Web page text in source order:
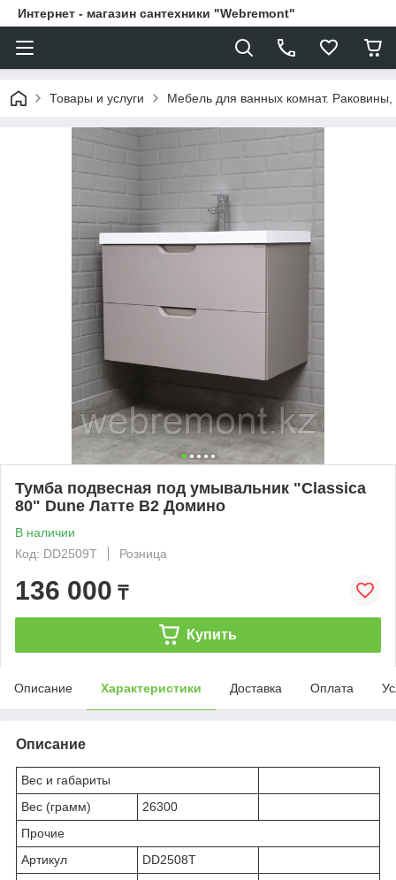
Интернет - магазин сантехники "Webremont"
Товары и услуги Мебель для ванных комнат.
Тумба подвесная под умывальник "Classica
80" Dune Латте В2 Домино
В наличии
Код: DD2509T
Розница
136 000 ₸
Купить
Описание Характеристики Доставка Оплата
Описание
Вес и габариты
Вес (грамм)
26300
Прочие
Артикул
DD2508T